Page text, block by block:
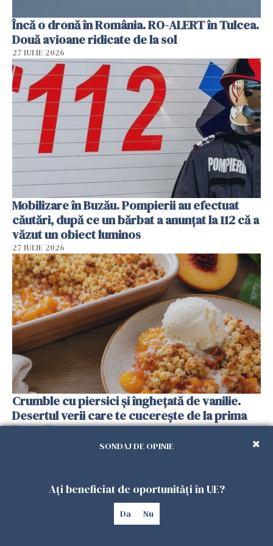
Încă o dronă în România. RO-ALERT în Tulcea.
Două avioane ridicate de la sol
27 IULIE 2026
Mobilizare în Buzău. Pompierii au efectuat
căutări, după ce un bărbat a anunțat la 112 că a
văzut un obiect luminos
27 IULIE 2026
Crumble cu piersici și înghețată de vanilie.
Desertul verii care te cucerește de la prima
lingură
SONDAJ DE OPINIE
Ați beneficiat de oportunități în UE?
Da Nu